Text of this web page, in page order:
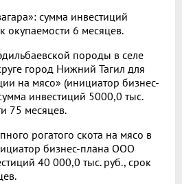
сумма инвестиций
окупаемости 6 месяцев.
породы в селе
город Нижний Тагил для
на мясо» (инициатор бизнес-
инвестиций 5000,0 тыс.
75 месяцев.
рогатого скота на мясо в
бизнес-плана ООО
40 000,0 тыс. руб., срок